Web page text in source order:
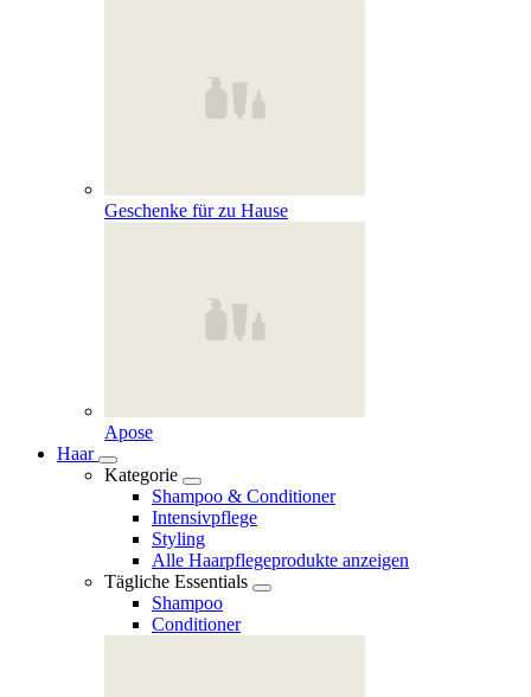
Geschenke für zu Hause
Apose
Haar
Kategorie
Shampoo & Conditioner
Intensivpflege
Styling
Alle Haarpflegeprodukte anzeigen
Tägliche Essentials
Shampoo
Conditioner